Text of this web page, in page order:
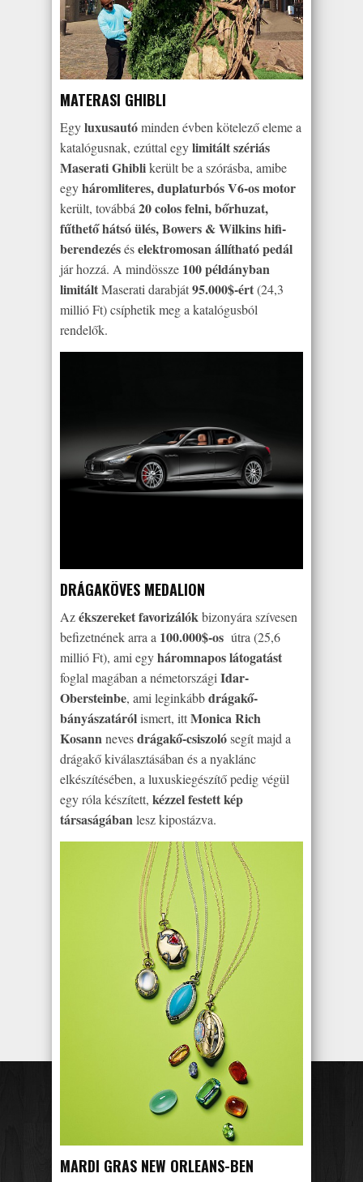
MATERASI GHIBLI
Egyluxusautóminden évben kötelező eleme a
katalógusnak, ezúttal egylimitált szériás
Maserati Ghiblikerült be a szórásba, amibe
egyháromliteres, duplaturbós V6-os motor
került, továbbá 20 colos felni, bőrhuzat,
fűthető hátsó ülés, Bowers & Wilkins hifi-
berendezéséselektromosan állítható pedál
jár hozzá. A mindössze 100 példányban
limitáltMaserati darabját95.000$-ért(24,3
millió Ft) csíphetik meg a katalógusból
rendelők.
DRÁGAKÖVES MEDALION
Azékszereket favorizálókbizonyára szívesen
befizetnének arra a 100.000$-os útra (25,6
millió Ft), ami egyháromnapos látogatást
foglal magában a németországi Idar-
Obersteinbe, ami leginkábbdrágakő-
bányászatárólismert, ittMonica Rich
Kosannnevesdrágakő-csiszolósegít majd a
drágakő kiválasztásában és a nyaklánc
elkészítésében, a luxuskiegészítő pedig végül
egy róla készített, kézzel festett kép
társaságábanlesz kipostázva.
MARDI GRAS NEW ORLEANS-BEN